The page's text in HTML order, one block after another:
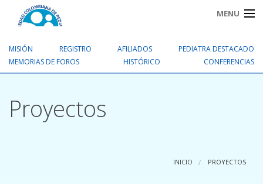
MENU
MISIÓN REGISTRO AFILIADOS
PEDIATRA DESTACADO
MEMORIAS DE FOROS
HISTÓRICO CONFERENCIAS
Proyectos
INICIO PROYECTOS